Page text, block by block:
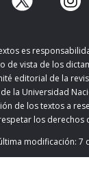
es
de vista de los
editorial de la
la Universidad
de los textos a
los derechos
modificación: 7